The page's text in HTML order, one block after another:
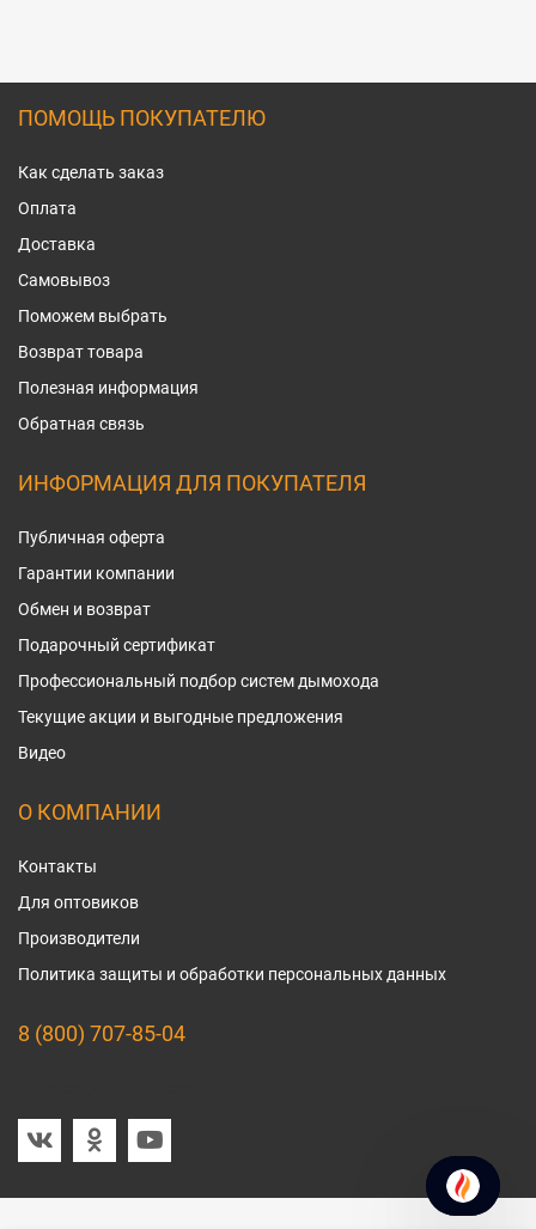
ПОМОЩЬ ПОКУПАТЕЛЮ
Как сделать заказ
Оплата
Доставка
Самовывоз
Поможем выбрать
Возврат товара
Полезная информация
Обратная связь
ИНФОРМАЦИЯ ДЛЯ ПОКУПАТЕЛЯ
Публичная оферта
Гарантии компании
Обмен и возврат
Подарочный сертификат
Профессиональный подбор систем дымохода
Текущие акции и выгодные предложения
Видео
О КОМПАНИИ
Контакты
Для оптовиков
Производители
Политика защиты и обработки персональных данных
8 (800) 707-85-04